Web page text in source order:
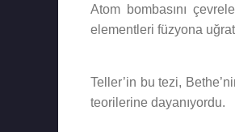
Atom bombasını
elementleri füzyona
Teller’in bu tezi,
teorilerine dayanıyordu.